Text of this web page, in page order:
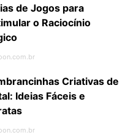
de Jogos para
o Raciocínio
Criativas de
Ideias Fáceis e